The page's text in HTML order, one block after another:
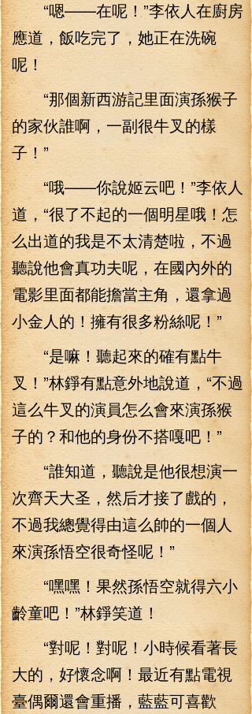
“嗯——在呢！”李依人在廚房
應道，飯吃完了，她正在洗碗
呢！
“那個新西游記里面演孫猴子
的家伙誰啊，一副很牛叉的樣
子！”
“哦——你說姬云吧！”李依人
道，“很了不起的一個明星哦！怎
么出道的我是不太清楚啦，不過
聽說他會真功夫呢，在國內外的
電影里面都能擔當主角，還拿過
小金人的！擁有很多粉絲呢！”
“是嘛！聽起來的確有點牛
叉！”林錚有點意外地說道，“不過
這么牛叉的演員怎么會來演孫猴
子的？和他的身份不搭嘎吧！”
“誰知道，聽說是他很想演一
次齊天大圣，然后才接了戲的，
不過我總覺得由這么帥的一個人
來演孫悟空很奇怪呢！”
“嘿嘿！果然孫悟空就得六小
齡童吧！”林錚笑道！
“對呢！對呢！小時候看著長
大的，好懷念啊！最近有點電視
臺偶爾還會重播，藍藍可喜歡